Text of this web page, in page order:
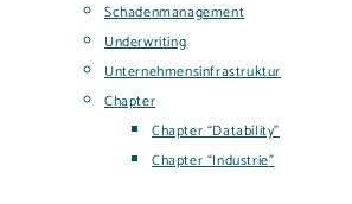
Schadenmanagement
Underwriting
Unternehmensinfrastruktur
Chapter
Chapter “Datability”
Chapter “Industrie”